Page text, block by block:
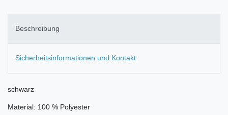
Beschreibung
Sicherheitsinformationen und Kontakt
schwarz
Material: 100 % Polyester